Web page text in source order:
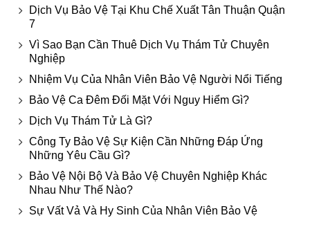
Dịch Vụ Bảo Vệ Tại Khu Chế Xuất Tân Thuận Quận
7
Vì Sao Bạn Cần Thuê Dịch Vụ Thám Tử Chuyên
Nghiệp
Nhiệm Vụ Của Nhân Viên Bảo Vệ Người Nổi Tiếng
Bảo Vệ Ca Đêm Đối Mặt Với Nguy Hiểm Gì?
Dịch Vụ Thám Tử Là Gì?
Công Ty Bảo Vệ Sự Kiện Cần Những Đáp Ứng
Những Yêu Cầu Gì?
Bảo Vệ Nội Bộ Và Bảo Vệ Chuyên Nghiệp Khác
Nhau Như Thế Nào?
Sự Vất Vả Và Hy Sinh Của Nhân Viên Bảo Vệ